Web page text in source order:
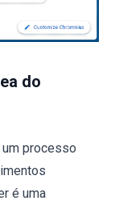
do
processo
é uma